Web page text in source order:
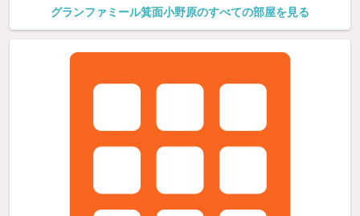
グランファミール箕面小野原のすべての部屋を見る